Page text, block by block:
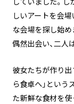
しいアートを会
な会場を探し始
偶然出会い、二人
彼女たちが作り出
ら食卓へ」という
た新鮮な食材を使